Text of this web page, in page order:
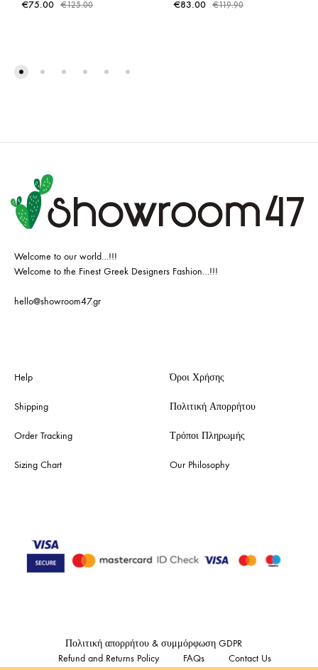
€75.00 €125.00 €83.00 €119.90
Welcome to our world…!!!
Welcome to the Finest Greek Designers Fashion…!!!
hello@showroom47.gr
Help
Shipping
Order Tracking
Sizing Chart
Όροι Χρήσης
Πολιτική Απορρήτου
Τρόποι Πληρωμής
Our Philosophy
Πολιτική απορρήτου & συμμόρφωση GDPR
Refund and Returns Policy
FAQs Contact Us